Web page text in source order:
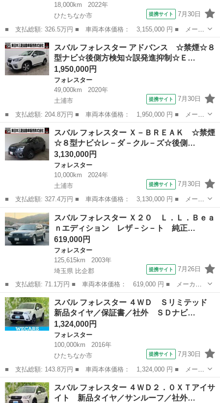
18,000km
2022年
ひたちなか市
提携サイト 7月30日
■ 支払総額: 326.5万円 ■ 車両本体価格： 3,155,000 円 ■ メーカ
ー名： スバル ■ 車種名： フォレスター ■ グレード名： ４Ｗ
Ｄスポーツ 社外エアロ／保証書／純正 ＳＤナビ／衝突安全装置／
シートヒ...
茨城 ひたちなか市 フォレスター
スバル フォレスター アドバンス ☆禁煙☆８
型ナビ☆後側方検知☆誤発進抑制☆Ｅ…
1,950,000円
フォレスター
49,000km
2020年
土浦市
提携サイト 7月30日
■ 支払総額: 204.8万円 ■ 車両本体価格： 1,950,000 円 ■ メーカ
ー名： スバル ■ 車種名： フォレスター ■ グレード名： アド
バンス ☆禁煙☆８型ナビ☆後側方検知☆誤発進抑制☆ＥＴＣ２．０
☆レ－ン...
茨城 土浦市
スバル フォレスター Ｘ－ＢＲＥＡＫ ☆禁煙
☆８型ナビ☆レ－ダ－クル－ズ☆後側…
3,130,000円
フォレスター
10,000km
2024年
土浦市
提携サイト 7月30日
■ 支払総額: 327.4万円 ■ 車両本体価格： 3,130,000 円 ■ メーカ
ー名： スバル ■ 車種名： フォレスター ■ グレード名： Ｘ－
ＢＲＥＡＫ ☆禁煙☆８型ナビ☆レ－ダ－クル－ズ☆後側方検知☆障
害物セン...
茨城 土浦市
スバル フォレスター Ｘ２０ Ｌ．Ｌ．Ｂｅａ
ｎエディション レザ－シ－ト 純正…
619,000円
フォレスター
125,615km
2003年
埼玉県 比企郡
提携サイト 7月26日
■ 支払総額: 71.1万円 ■ 車両本体価格： 619,000 円 ■ メーカー
名： スバル ■ 車種名： フォレスター ■ グレード名： Ｘ２
０ Ｌ．Ｌ．Ｂｅａｎエディション レザ－シ－ト 純正１６インチ
アルミホイール...
埼玉 比企郡
スバル フォレスター ４ＷＤ Ｓリミテッド
新品タイヤ／保証書／社外 ＳＤナビ…
1,324,000円
フォレスター
100,000km
2016年
ひたちなか市
提携サイト 7月30日
■ 支払総額: 143.8万円 ■ 車両本体価格： 1,324,000 円 ■ メーカ
ー名： スバル ■ 車種名： フォレスター ■ グレード名： ４Ｗ
Ｄ Ｓリミテッド 新品タイヤ／保証書／社外 ＳＤナビ／衝突安全
装置／シ...
茨城 ひたちなか市 フォレスター
スバル フォレスター ４ＷＤ２．０ＸＴアイサ
イト 新品タイヤ／サンルーフ／社外…